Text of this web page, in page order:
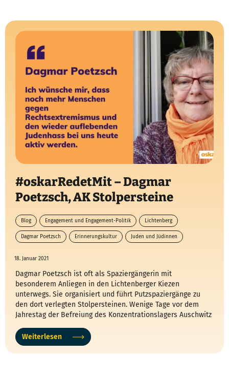
#oskarRedetMit – Dagmar
Poetzsch, AK Stolpersteine
Blog Engagement und Engagement-Politik Lichtenberg
Dagmar Poetzsch Erinnerungskultur Juden und Jüdinnen
18. Januar 2021
Dagmar Poetzsch ist oft als Spaziergängerin mit
besonderem Anliegen in den Lichtenberger Kiezen
unterwegs. Sie organisiert und führt Putzspaziergänge zu
den dort verlegten Stolpersteinen. Wenige Tage vor dem
Jahrestag der Befreiung des Konzentrationslagers Auschwitz
ihr Engagement und über neue Vorhaben.
Weiterlesen